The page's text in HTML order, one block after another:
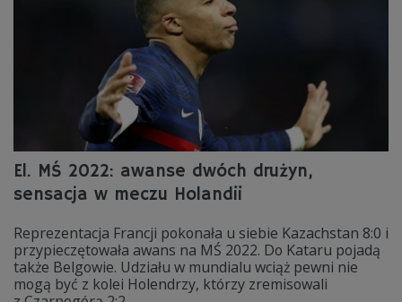
El. MŚ 2022: awanse dwóch drużyn,
sensacja w meczu Holandii
Reprezentacja Francji pokonała u siebie Kazachstan 8:0 i
przypieczętowała awans na MŚ 2022. Do Kataru pojadą
także Belgowie. Udziału w mundialu wciąż pewni nie
mogą być z kolei Holendrzy, którzy zremisowali